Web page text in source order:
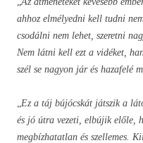
ahhoz elmélyedni kell tudni
csodálni nem lehet, szeretni
Nem látni kell ezt a vidéket,
szél se nagyon jár és hazafelé
Ez a táj bújócskát játszik a
és jó útra vezeti, elbújik előle,
megbízhatatlan és szellemes.